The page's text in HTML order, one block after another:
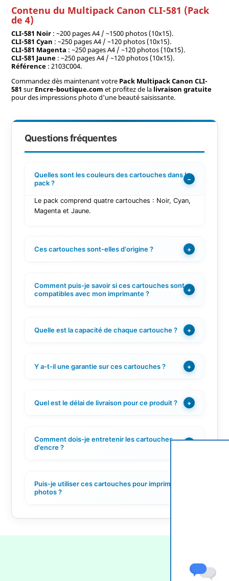
Contenu du Multipack Canon CLI-581 (Pack
de 4)
CLI-581 Noir: ~200 pages A4 / ~1500 photos (10x15).
CLI-581 Cyan : ~250 pages A4 / ~120 photos (10x15).
CLI-581 Magenta : ~250 pages A4 / ~120 photos (10x15).
CLI-581 Jaune: ~250 pages A4 / ~120 photos (10x15).
Référence: 2103C004.
Commandez dès maintenant votre Pack Multipack Canon CLI-
581 surEncre-boutique.com et profitez de la livraison gratuite
pour des impressions photo d'une beauté saisissante.
Questions fréquentes
Quelles sont les couleurs des cartouches dans le
pack ?
−
Le pack comprend quatre cartouches : Noir, Cyan,
Magenta et Jaune.
Ces cartouches sont-elles d'origine ? +
Comment puis-je savoir si ces cartouches sont
compatibles avec mon imprimante ?
+
Quelle est la capacité de chaque cartouche ? +
Y a-t-il une garantie sur ces cartouches ? +
Quel est le délai de livraison pour ce produit ? +
Comment dois-je entretenir les cartouches
d'encre ?
+
Puis-je utiliser ces cartouches pour imprimer des
photos ?